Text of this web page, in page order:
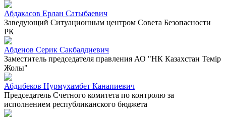
Абдакасов Ерлан Сатыбаевич
Заведующий Ситуационным центром Совета Безопасности
РК
Абденов Серик Сакбалдиевич
Заместитель председателя правления АО "НК Казахстан Темiр
Жолы"
Абдибеков Нурмухамбет Канапиевич
Председатель Счетного комитета по контролю за
исполнением республиканского бюджета